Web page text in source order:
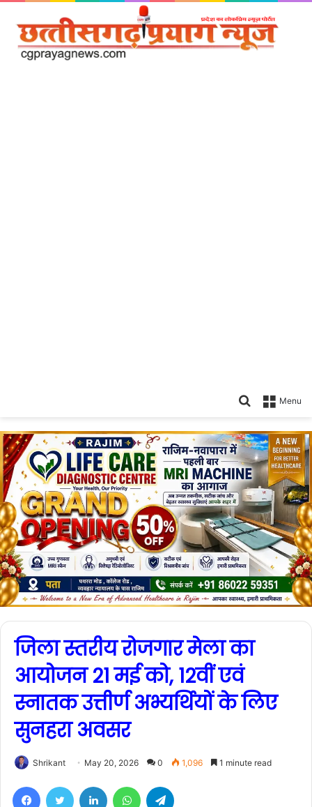
Menu
Search
जिला स्तरीय रोजगार मेला का
आयोजन 21 मई को, 12वीं एवं
स्नातक उत्तीर्ण अभ्यर्थियों के लिए
सुनहरा अवसर
Shrikant May 20, 2026 0 1,096 1 minute read